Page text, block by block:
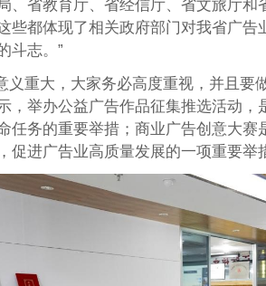
、省教育厅、省经信厅、省文旅厅和
些都体现了相关政府部门对我省广告
斗志。”
义重大，大家务必高度重视，并且
，举办公益广告作品征集推选活动
任务的重要举措；商业广告创意大
促进广告业高质量发展的一项重要举